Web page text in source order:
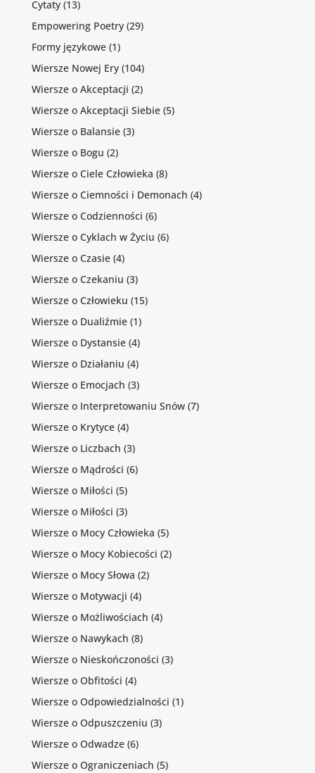
Cytaty(13)
Empowering Poetry(29)
Formy językowe(1)
Wiersze Nowej Ery(104)
Wiersze o Akceptacji (2)
Wiersze o Akceptacji Siebie(5)
Wiersze o Balansie(3)
Wiersze o Bogu (2)
Wiersze o Ciele Człowieka (8)
Wiersze o Ciemności i Demonach (4)
Wiersze o Codzienności (6)
Wiersze o Cyklach w Życiu (6)
Wiersze o Czasie(4)
Wiersze o Czekaniu (3)
Wiersze o Człowieku (15)
Wiersze o Dualiźmie(1)
Wiersze o Dystansie(4)
Wiersze o Działaniu (4)
Wiersze o Emocjach (3)
Wiersze o Interpretowaniu Snów(7)
Wiersze o Krytyce(4)
Wiersze o Liczbach (3)
Wiersze o Mądrości (6)
Wiersze o Miłości (5)
Wiersze o Miłości (3)
Wiersze o Mocy Człowieka (5)
Wiersze o Mocy Kobiecości (2)
Wiersze o Mocy Słowa (2)
Wiersze o Motywacji (4)
Wiersze o Możliwościach (4)
Wiersze o Nawykach (8)
Wiersze o Nieskończoności (3)
Wiersze o Obfitości (4)
Wiersze o Odpowiedzialności (1)
Wiersze o Odpuszczeniu (3)
Wiersze o Odwadze(6)
Wiersze o Ograniczeniach (5)